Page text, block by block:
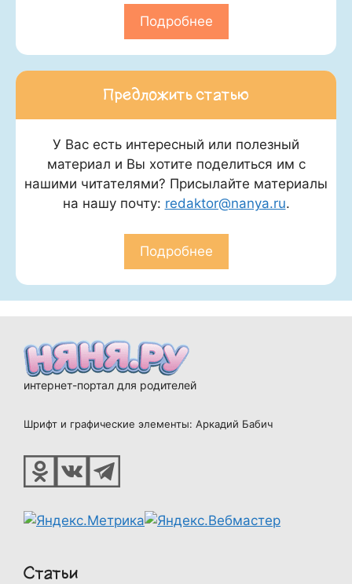
Подробнее
Предложить статью
У Вас есть интересный или полезный
материал и Вы хотите поделиться им с
нашими читателями? Присылайте материалы
на нашу почту: redaktor@nanya.ru.
Подробнее
интернет-портал для родителей
Шрифт и графические элементы: Аркадий Бабич
Статьи